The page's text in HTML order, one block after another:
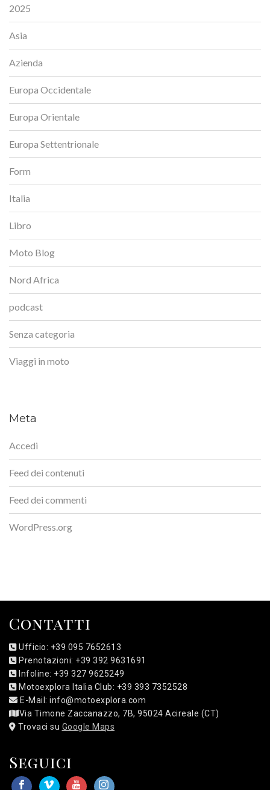
2025
Asia
Azienda
Europa Occidentale
Europa Orientale
Europa Settentrionale
Form
Italia
Libro
Moto Blog
Nord Africa
podcast
Senza categoria
Viaggi in moto
Meta
Accedi
Feed dei contenuti
Feed dei commenti
WordPress.org
Contatti
Ufficio: +39 095 7652613
Prenotazioni: +39 392 9631691
Infoline: +39 327 9625249
Motoexplora Italia Club: +39 393 7352528
E-Mail: info@motoexplora.com
Via Timone Zaccanazzo, 7B, 95024 Acireale (CT)
Trovaci su Google Maps
Seguici